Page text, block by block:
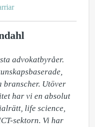
advokatbyråer.
branscher. Utöver
har vi en absolut
life science,
sektorn. Vi har